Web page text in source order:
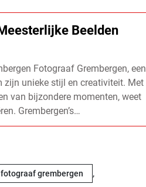
Beelden
Fotograaf Grembergen, een
zijn unieke stijl en creativiteit. Met
van bijzondere momenten, weet
Grembergen’s…
fotograaf grembergen ,